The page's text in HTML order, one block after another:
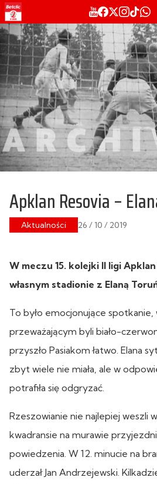
Apklan Resovia –
Aktualności 26 / 10 / 2019
W meczu 15. kolejki II ligi
własnym stadionie z Elaną
To było emocjonujące
przeważającym byli biało-
przyszło Pasiakom łatwo. Elana
zbyt wiele nie miała, ale w
potrafiła się odgryzać.
Rzeszowianie nie najlepiej weszli
kwadransie na murawie
powiedzenia. W 12. minucie na
uderzał Jan Andrzejewski.